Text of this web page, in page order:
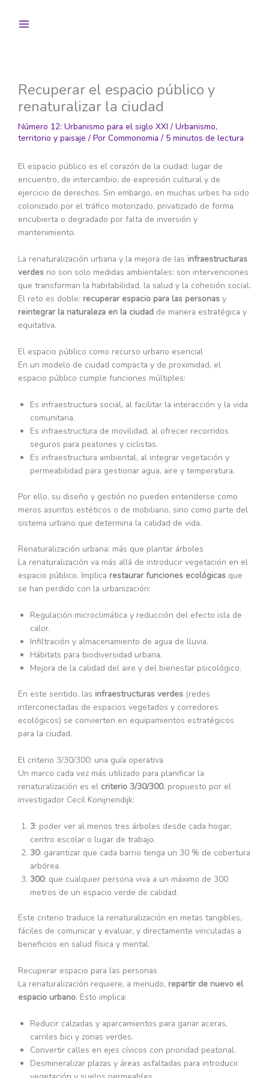
Recuperar el espacio público y
renaturalizar la ciudad
Número 12: Urbanismo para el siglo XXI / Urbanismo,
territorio y paisaje / Por Commonomia / 5 minutos de lectura
El espacio público es el corazón de la ciudad: lugar de
encuentro, de intercambio, de expresión cultural y de
ejercicio de derechos. Sin embargo, en muchas urbes ha sido
colonizado por el tráfico motorizado, privatizado de forma
encubierta o degradado por falta de inversión y
mantenimiento.
La renaturalización urbana y la mejora de las infraestructuras
verdes no son solo medidas ambientales: son intervenciones
que transforman la habitabilidad, la salud y la cohesión social.
El reto es doble: recuperar espacio para las personas y
reintegrar la naturaleza en la ciudad de manera estratégica y
equitativa.
El espacio público como recurso urbano esencial
En un modelo de ciudad compacta y de proximidad, el
espacio público cumple funciones múltiples:
Es infraestructura social, al facilitar la interacción y la vida
comunitaria.
Es infraestructura de movilidad, al ofrecer recorridos
seguros para peatones y ciclistas.
Es infraestructura ambiental, al integrar vegetación y
permeabilidad para gestionar agua, aire y temperatura.
Por ello, su diseño y gestión no pueden entenderse como
meros asuntos estéticos o de mobiliario, sino como parte del
sistema urbano que determina la calidad de vida.
Renaturalización urbana: más que plantar árboles
La renaturalización va más allá de introducir vegetación en el
espacio público. Implica restaurar funciones ecológicas que
se han perdido con la urbanización:
Regulación microclimática y reducción del efecto isla de
calor.
Infiltración y almacenamiento de agua de lluvia.
Hábitats para biodiversidad urbana.
Mejora de la calidad del aire y del bienestar psicológico.
En este sentido, las infraestructuras verdes (redes
interconectadas de espacios vegetados y corredores
ecológicos) se convierten en equipamientos estratégicos
para la ciudad.
El criterio 3/30/300: una guía operativa
Un marco cada vez más utilizado para planificar la
renaturalización es el criterio 3/30/300, propuesto por el
investigador Cecil Konijnendijk:
3: poder ver al menos tres árboles desde cada hogar,
centro escolar o lugar de trabajo.
30: garantizar que cada barrio tenga un 30 % de cobertura
arbórea.
300: que cualquier persona viva a un máximo de 300
metros de un espacio verde de calidad.
Este criterio traduce la renaturalización en metas tangibles,
fáciles de comunicar y evaluar, y directamente vinculadas a
beneficios en salud física y mental.
Recuperar espacio para las personas
La renaturalización requiere, a menudo, repartir de nuevo el
espacio urbano. Esto implica:
Reducir calzadas y aparcamientos para ganar aceras,
carriles bici y zonas verdes.
Convertir calles en ejes cívicos con prioridad peatonal.
Desmineralizar plazas y áreas asfaltadas para introducir